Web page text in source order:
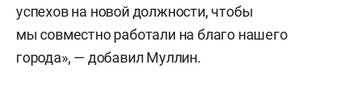
успехов на новой должности, чтобы
мы совместно работали на благо нашего
города», — добавил Муллин.